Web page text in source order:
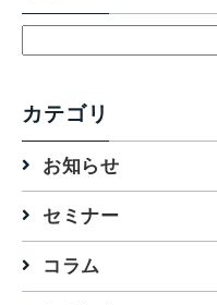
索:
カテゴリ
お知らせ
セミナー
コラム